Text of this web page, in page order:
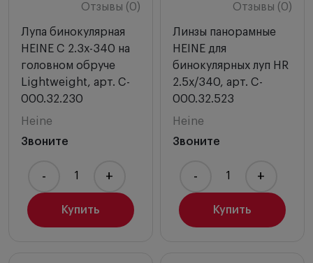
Отзывы (0)
Лупа бинокулярная
HEINE C 2.3х-340 на
головном обруче
Lightweight, арт. C-
000.32.230
Heine
Звоните
Купить
- +
Отзывы (0)
Линзы панорамные
HEINE для
бинокулярных луп HR
2.5х/340, арт. C-
000.32.523
Heine
Звоните
Купить
- +